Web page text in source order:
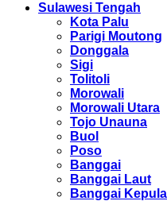
Sulawesi Tengah
Kota Palu
Parigi Moutong
Donggala
Sigi
Tolitoli
Morowali
Morowali Utara
Tojo Unauna
Buol
Poso
Banggai
Banggai Laut
Banggai